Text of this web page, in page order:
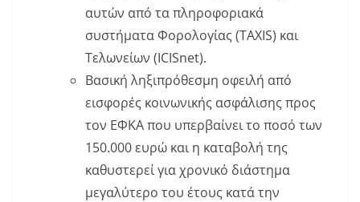
αυτών από τα πληροφοριακά
συστήματα Φορολογίας (TAXIS) και
Τελωνείων (ICISnet).
Βασική ληξιπρόθεσμη οφειλή από
εισφορές κοινωνικής ασφάλισης προς
τον ΕΦΚΑ που υπερβαίνει το ποσό των
150.000 ευρώ και η καταβολή της
καθυστερεί για χρονικό διάστημα
μεγαλύτερο του έτους κατά την